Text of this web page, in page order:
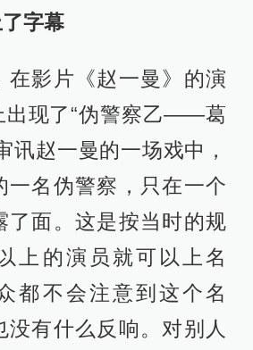
字幕
在影片《赵一曼》的演
出现了“伪警察乙——葛
讯赵一曼的一场戏中，
一名伪警察，只在一个
了面。这是按当时的规
上的演员就可以上名
都不会注意到这个名
没有什么反响。对别人